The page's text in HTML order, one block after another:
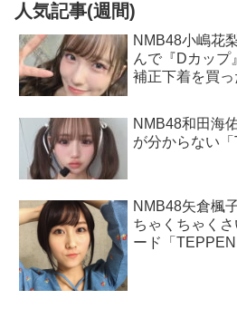
人気記事(週間)
NMB48小嶋花
んで『Dカップ
補正下着を買っ
NMB48和田海
が分からない「
NMB48矢倉楓
ちゃくちゃく
ード「TEPPEN